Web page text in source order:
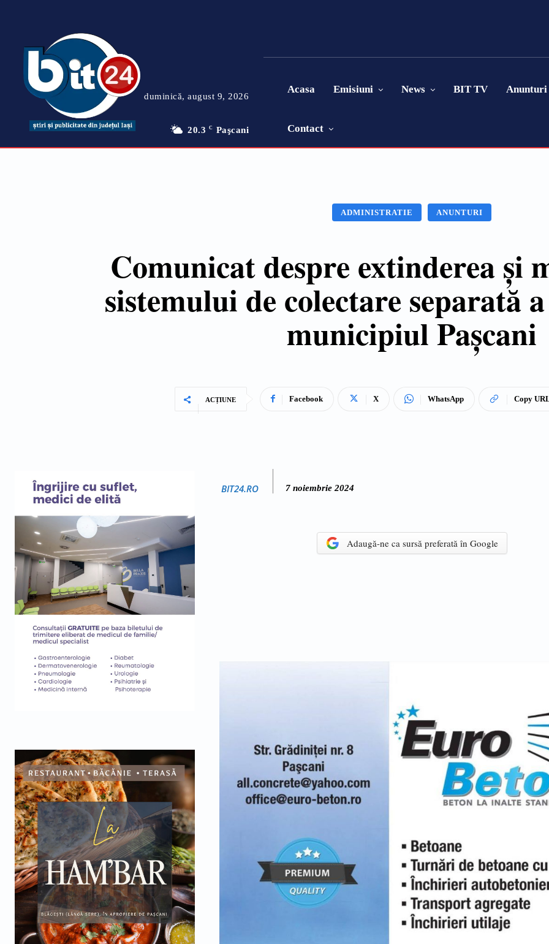
duminică, august 9, 2026
20.3 C Paşcani
Acasa Emisiuni News BIT TV Anunturi
Contact
ADMINISTRATIE ANUNTURI
Comunicat despre extinderea și
sistemului de colectare separată
municipiul Pașcani
ACȚIUNE Facebook X WhatsApp Copy
BIT24.RO 7 noiembrie 2024
Adaugă-ne ca sursă preferată în Google